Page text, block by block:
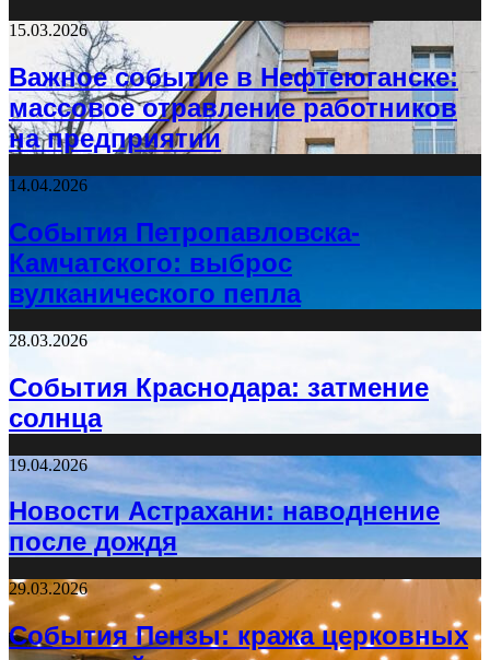
15.03.2026
Важное событие в Нефтеюганске:
массовое отравление работников
на предприятии
14.04.2026
События Петропавловска-
Камчатского: выброс
вулканического пепла
28.03.2026
События Краснодара: затмение
солнца
19.04.2026
Новости Астрахани: наводнение
после дождя
29.03.2026
События Пензы: кража церковных